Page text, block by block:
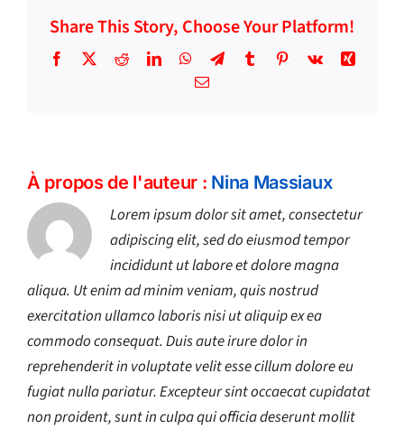
Share This Story, Choose Your Platform!
Facebook
X RedditLinkedInWhatsApp
TelegramTumblrPinterest
Vk
Xing
Email
À propos de l'auteur : Nina Massiaux
Lorem ipsum dolor sit amet, consectetur
adipiscing elit, sed do eiusmod tempor
incididunt ut labore et dolore magna
aliqua. Ut enim ad minim veniam, quis nostrud
exercitation ullamco laboris nisi ut aliquip ex ea
commodo consequat. Duis aute irure dolor in
reprehenderit in voluptate velit esse cillum dolore eu
fugiat nulla pariatur. Excepteur sint occaecat cupidatat
non proident, sunt in culpa qui officia deserunt mollit